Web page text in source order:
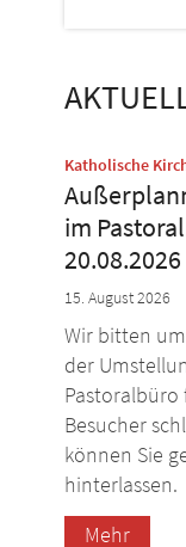
Katholische
im
20.08.2026
15. August 2026
Wir bitten
der
Besucher
können Sie
hinterlassen.
Mehr